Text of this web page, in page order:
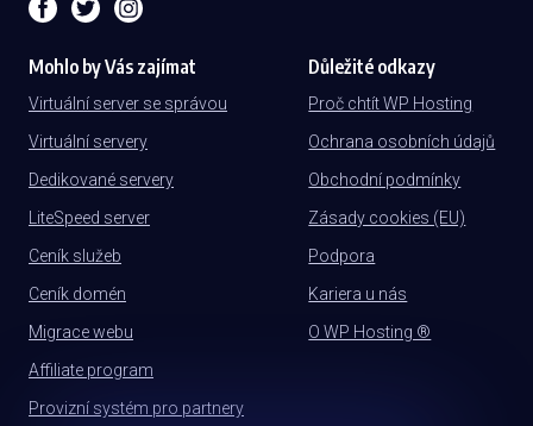
Mohlo by Vás zajímat
Virtuální server se správou
Virtuální servery
Dedikované servery
LiteSpeed server
Ceník služeb
Ceník domén
Migrace webu
Affiliate program
Provizní systém pro partnery
Důležité odkazy
Proč chtít WP Hosting
Ochrana osobních údajů
Obchodní podmínky
Zásady cookies (EU)
Podpora
Kariera u nás
O WP Hosting ®